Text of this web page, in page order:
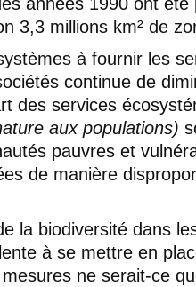
3,3 millions km² de
à fournir les
continue de
des services
aux populations)
pauvres et
de manière
la biodiversité dans
à se mettre en
ne serait-ce